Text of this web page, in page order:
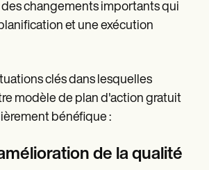
changements importants qui
et une exécution
clés dans lesquelles
modèle de plan d'action gratuit
bénéfique :
de la qualité